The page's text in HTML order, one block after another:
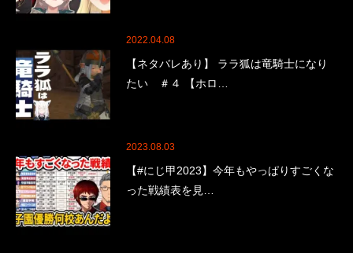
2022.04.08
【ネタバレあり】 ララ狐は竜騎士になり
たい ＃４ 【ホロ…
2023.08.03
【#にじ甲2023】今年もやっぱりすごくな
った戦績表を見…